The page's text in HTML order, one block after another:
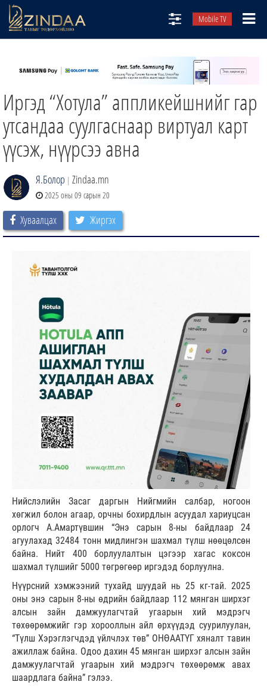
Mobile TV
ТВ8
ӨГЛӨӨНИЙ СОНИН
АУДИО ЗОХИОЛ
ЗИНДАА СЭТГҮҮЛ
Иргэд “Хотула” аппликейшнийг гар
утсандаа суулгаснаар виртуал карт
үүсэж, нүүрсээ авна
Я.Болор | Zindaa.mn
2025 оны 09 сарын 20
Хуваалцах Жиргэх
Нийслэлийн Засаг даргын Нийгмийн салбар, ногоон
хөгжил болон агаар, орчны бохирдлын асуудал хариуцсан
орлогч А.Амартүвшин “Энэ сарын 8-ны байдлаар 24
агуулахад 32484 тонн мидлингэн шахмал түлш нөөцөлсөн
байна. Нийт 400 борлуулалтын цэгээр хагас коксон
шахмал түлшийг 5000 төгрөгөөр иргэдэд борлуулна.
Нүүрсний хэмжээний тухайд шуудай нь 25 кг-тай. 2025
оны энэ сарын 8-ны өдрийн байдлаар 112 мянган ширхэг
алсын зайн дамжуулагчтай угаарын хий мэдрэгч
төхөөрөмжийг гэр хорооллын айл өрхүүдэд суурилуулан,
“Түлш Хэрэглэгчдэд үйлчлэх төв” ОНӨААТҮГ хяналт тавин
ажиллаж байна. Одоо дахин 45 мянган ширхэг алсын зайн
дамжуулагчтай угаарын хий мэдрэгч төхөөрөмж авах
шаардлага байна” гэлээ.